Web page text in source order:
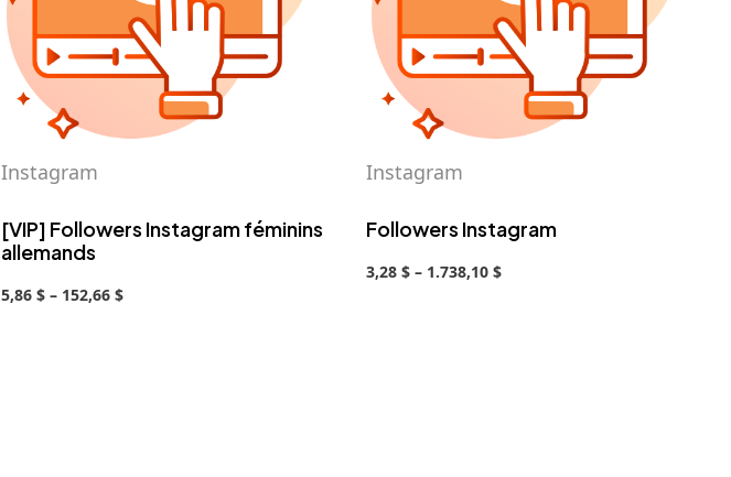
Instagram
[VIP] Followers Instagram féminins
allemands
5,86 $ – 152,66 $
Instagram
Followers Instagram
3,28 $ – 1.738,10 $